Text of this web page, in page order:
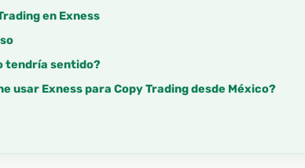
en Exness
tendría sentido?
usar Exness para Copy Trading desde México?